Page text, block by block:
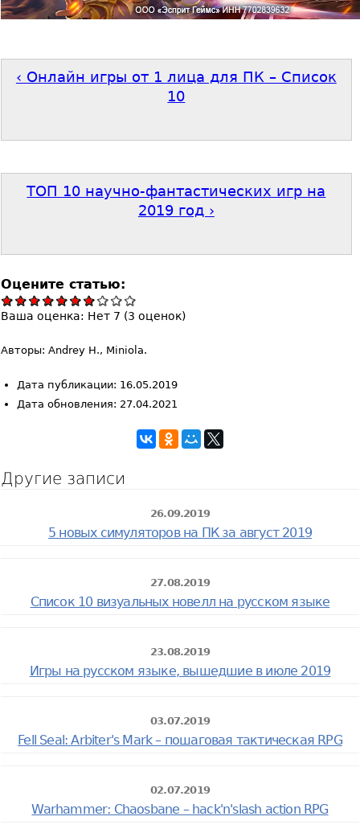
‹ Онлайн игры от 1 лица для ПК – Список
10
ТОП 10 научно-фантастических игр на
2019 год ›
Оцените статью:
Ваша оценка: Нет 7 (3 оценок)
Авторы: Andrey H., Miniola.
Дата публикации: 16.05.2019
Дата обновления: 27.04.2021
Другие записи
26.09.2019
5 новых симуляторов на ПК за август 2019
27.08.2019
Список 10 визуальных новелл на русском языке
23.08.2019
Игры на русском языке, вышедшие в июле 2019
03.07.2019
Fell Seal: Arbiter's Mark – пошаговая тактическая RPG
02.07.2019
Warhammer: Chaosbane – hack'n'slash action RPG